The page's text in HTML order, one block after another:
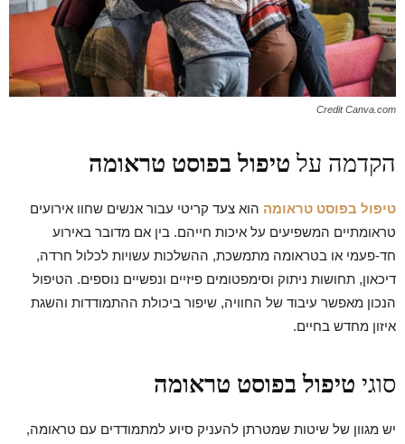
Credit Canva.com
הקדמה עלטיפול בפוסט טראומה
טיפול בפוסט טראומה הוא צעד קריטי עבור אנשים שחוו אירועים
טראומתיים המשפיעים על איכות חייהם. בין אם מדובר באירוע
חד-פעמי או בטראומה מתמשכת, ההשלכות עשויות לכלול חרדה,
דיכאון, תחושות ניתוק וסימפטומים פיזיים ונפשיים נוספים. הטיפול
הנכון מאפשר עיבוד של החוויה, שיפור ביכולת ההתמודדות והשגת
איזון מחדש בחיים.
סוגי טיפול בפוסט טראומה
יש מגוון של שיטות שמטרתן להעניק סיוע למתמודדים עם טראומה,